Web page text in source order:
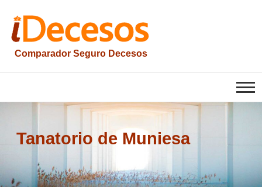
contenido
Comparador Seguro Decesos
iesquelas
Tanatorio de Muniesa